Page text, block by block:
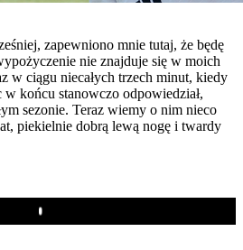
zapewniono mnie tutaj, że będę
nie znajduje się w moich
w ciągu niecałych trzech minut, kiedy
końcu stanowczo odpowiedział,
sezonie. Teraz wiemy o nim nieco
piekielnie dobrą lewą nogę i twardy
Play